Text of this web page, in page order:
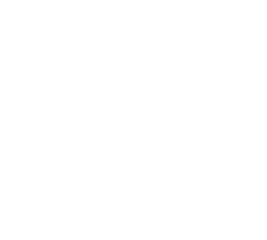
direktora JU Centar za socijalni